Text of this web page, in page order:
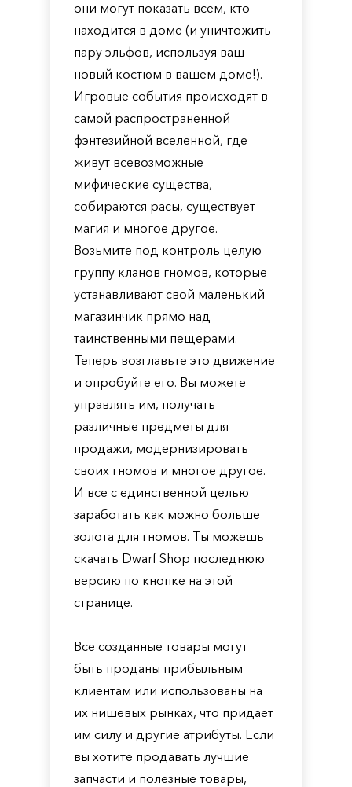
они могут показать всем, кто
находится в доме (и уничтожить
пару эльфов, используя ваш
новый костюм в вашем доме!).
Игровые события происходят в
самой распространенной
фэнтезийной вселенной, где
живут всевозможные
мифические существа,
собираются расы, существует
магия и многое другое.
Возьмите под контроль целую
группу кланов гномов, которые
устанавливают свой маленький
магазинчик прямо над
таинственными пещерами.
Теперь возглавьте это движение
и опробуйте его. Вы можете
управлять им, получать
различные предметы для
продажи, модернизировать
своих гномов и многое другое.
И все с единственной целью
заработать как можно больше
золота для гномов. Ты можешь
скачать Dwarf Shop последнюю
версию по кнопке на этой
странице.
Все созданные товары могут
быть проданы прибыльным
клиентам или использованы на
их нишевых рынках, что придает
им силу и другие атрибуты. Если
вы хотите продавать лучшие
запчасти и полезные товары,